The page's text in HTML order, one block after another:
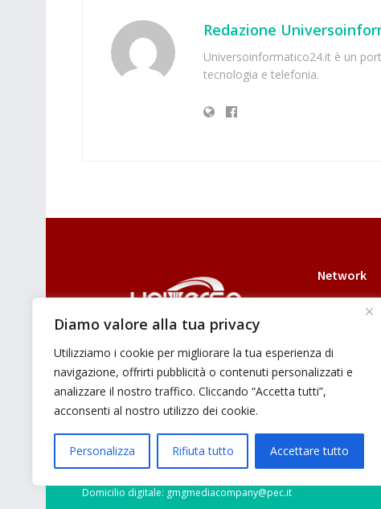
Diamo valore alla tua privacy
Utilizziamo i cookie per migliorare la tua esperienza di
navigazione, offrirti pubblicità o contenuti personalizzati e
analizzare il nostro traffico. Cliccando “Accetta tutti”,
acconsenti al nostro utilizzo dei cookie.
Personalizza Rifiuta tutto Accettare tutto
Redazione
Universoinformatico24.it è un
tecnologia e telefonia.
E’ un portale di news ai sensi del D.L.
7/5/2001 n. 62
Network
© 2026 GMG Media Company Di Mossutti Gianluca | Sede
Domicilio digitale: gmgmediacompany@pec.it